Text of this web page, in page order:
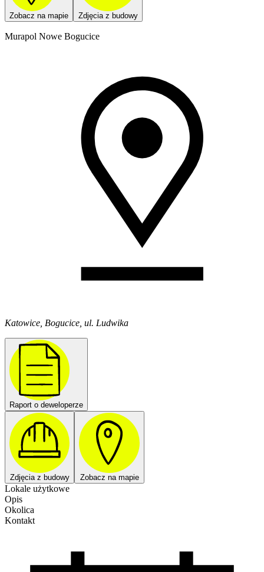
Zobacz na mapie Zdjęcia z budowy
Murapol Nowe Bogucice
Katowice, Bogucice, ul. Ludwika
Raport o deweloperze
Zdjęcia z budowy Zobacz na mapie
Lokale użytkowe
Opis
Okolica
Kontakt